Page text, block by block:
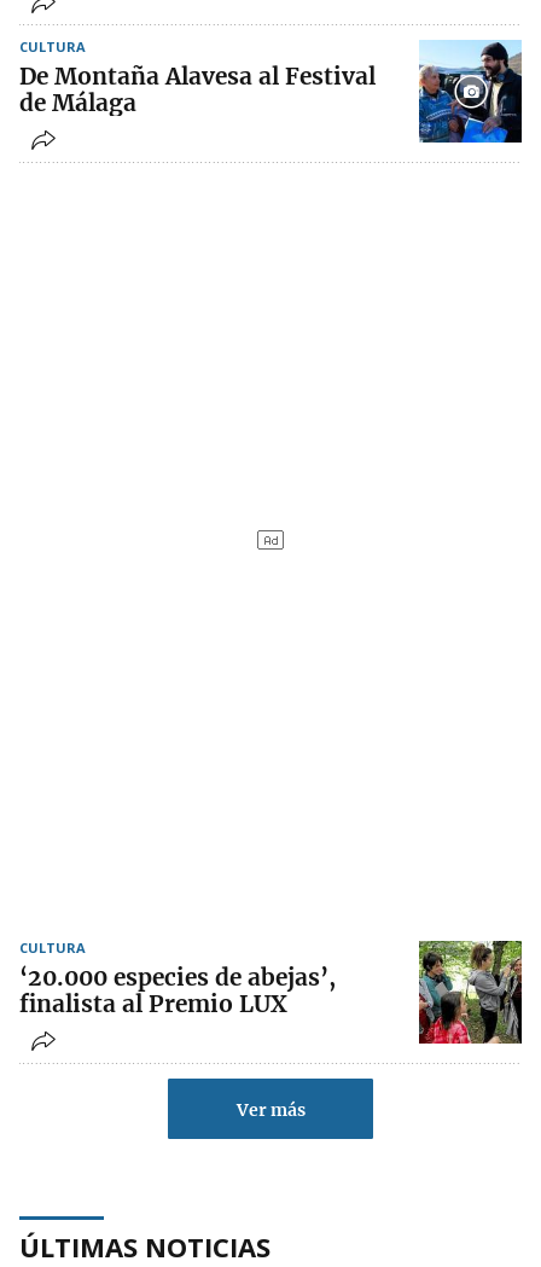
CULTURA
De Montaña Alavesa al Festival
de Málaga
CULTURA
‘20.000 especies de abejas’,
finalista al Premio LUX
Ver más
ÚLTIMAS NOTICIAS